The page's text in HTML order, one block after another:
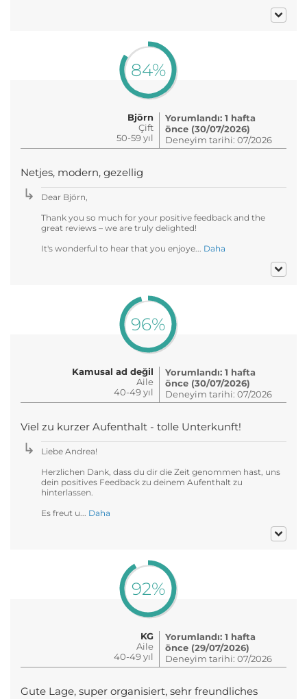
84%
Björn
Çift
50-59 yıl
Yorumlandı: 1 hafta
önce (30/07/2026)
Deneyim tarihi: 07/2026
Netjes, modern, gezellig
Dear Björn,
Thank you so much for your positive feedback and the
great reviews – we are truly delighted!
It's wonderful to hear that you enjoye... Daha
96%
Kamusal ad değil
Aile
40-49 yıl
Yorumlandı: 1 hafta
önce (30/07/2026)
Deneyim tarihi: 07/2026
Viel zu kurzer Aufenthalt - tolle Unterkunft!
Liebe Andrea!
Herzlichen Dank, dass du dir die Zeit genommen hast, uns
dein positives Feedback zu deinem Aufenthalt zu
hinterlassen.
Es freut u... Daha
92%
KG
Aile
40-49 yıl
Yorumlandı: 1 hafta
önce (29/07/2026)
Deneyim tarihi: 07/2026
Gute Lage, super organisiert, sehr freundliches